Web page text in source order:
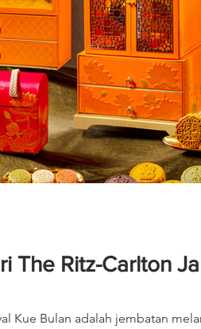
The Ritz-Carlton
Kue Bulan adalah jembatan